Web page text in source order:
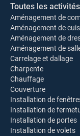
Toutes les activités
Aménagement de
Aménagement de
Aménagement de
Aménagement de
Carrelage et dallage
Charpente
Chauffage
Couverture
Installation de
Installation de
Installation de portes
Installation de volets